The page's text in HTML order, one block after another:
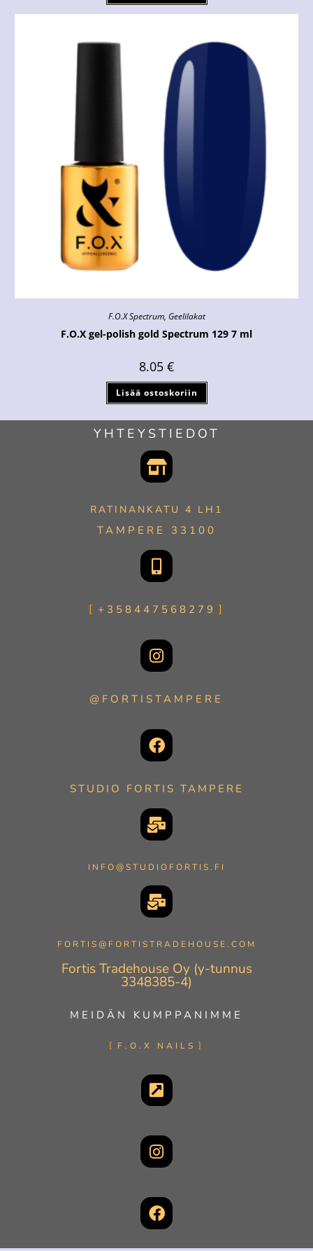
F.O.X Spectrum, Geelilakat
F.O.X gel-polish gold Spectrum 129 7 ml
8.05 €
Lisää ostoskoriin
YHTEYSTIEDOT
RATINANKATU 4 LH1
TAMPERE 33100
+358447568279
@FORTISTAMPERE
STUDIO FORTIS TAMPERE
INFO@STUDIOFORTIS.FI
FORTIS@FORTISTRADEHOUSE.COM
Fortis Tradehouse Oy (y-tunnus
3348385-4)
MEIDÄN KUMPPANIMME
F.O.X NAILS